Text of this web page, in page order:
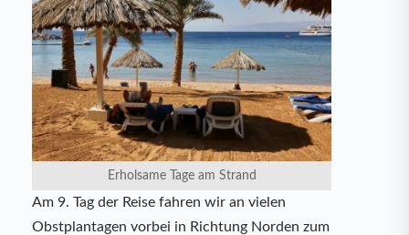
Erholsame Tage am Strand
Am 9. Tag der Reise fahren wir an vielen
Obstplantagen vorbei in Richtung Norden zum